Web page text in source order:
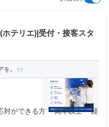
テリエ)|受付・接客スタ
。
対ができる方 ・高卒以上 ・経